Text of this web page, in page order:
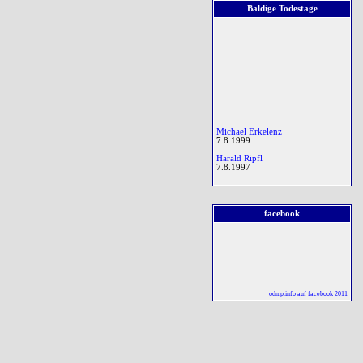
† 7.8.2012
Baldige Todestage
Michael Erkelenz
7.8.1999
Harald Ripfl
7.8.1997
Randolf Virnich
Rudolf Spranger
Konrad Stöglehner
facebook
odmp.info auf facebook 2011